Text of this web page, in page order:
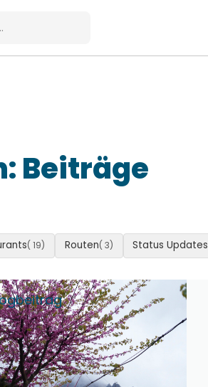
Beiträge
( 19) Routen( 3) Status Updates